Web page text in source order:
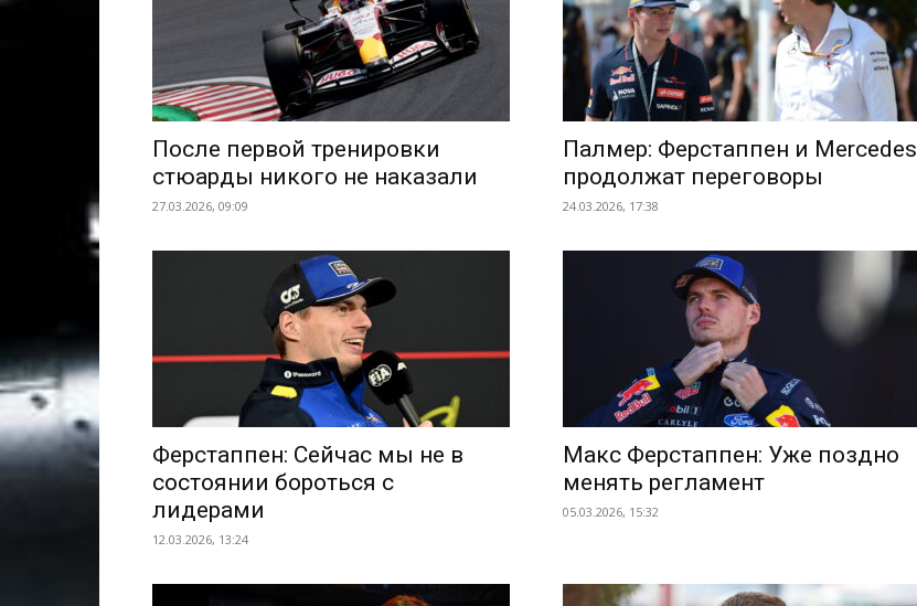
После первой тренировки
стюарды никого не наказали
27.03.2026, 09:09
Палмер: Ферстаппен и Mercedes
продолжат переговоры
24.03.2026, 17:38
Ферстаппен: Сейчас мы не в
состоянии бороться с
лидерами
12.03.2026, 13:24
Макс Ферстаппен: Уже поздно
менять регламент
05.03.2026, 15:32